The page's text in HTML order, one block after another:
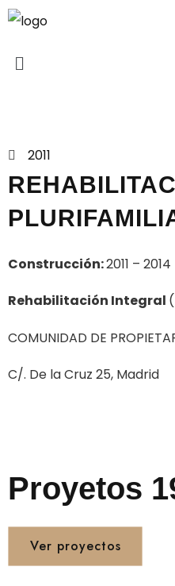
2011
Construcción:2011 – 2014
Rehabilitación Integral
COMUNIDAD DE
C/. De la Cruz 25, Madrid
Proyetos
Ver proyectos